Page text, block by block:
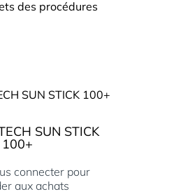
des procédures
SUN STICK
100+
connecter pour
aux achats